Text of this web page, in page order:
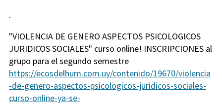
.
"VIOLENCIA DE GENERO ASPECTOS PSICOLOGICOS
JURIDICOS SOCIALES" curso online! INSCRIPCIONES al
grupo para el segundo semestre
https://ecosdelhum.com.uy/contenido/19670/violencia
-de-genero-aspectos-psicologicos-juridicos-sociales-
curso-online-ya-se-